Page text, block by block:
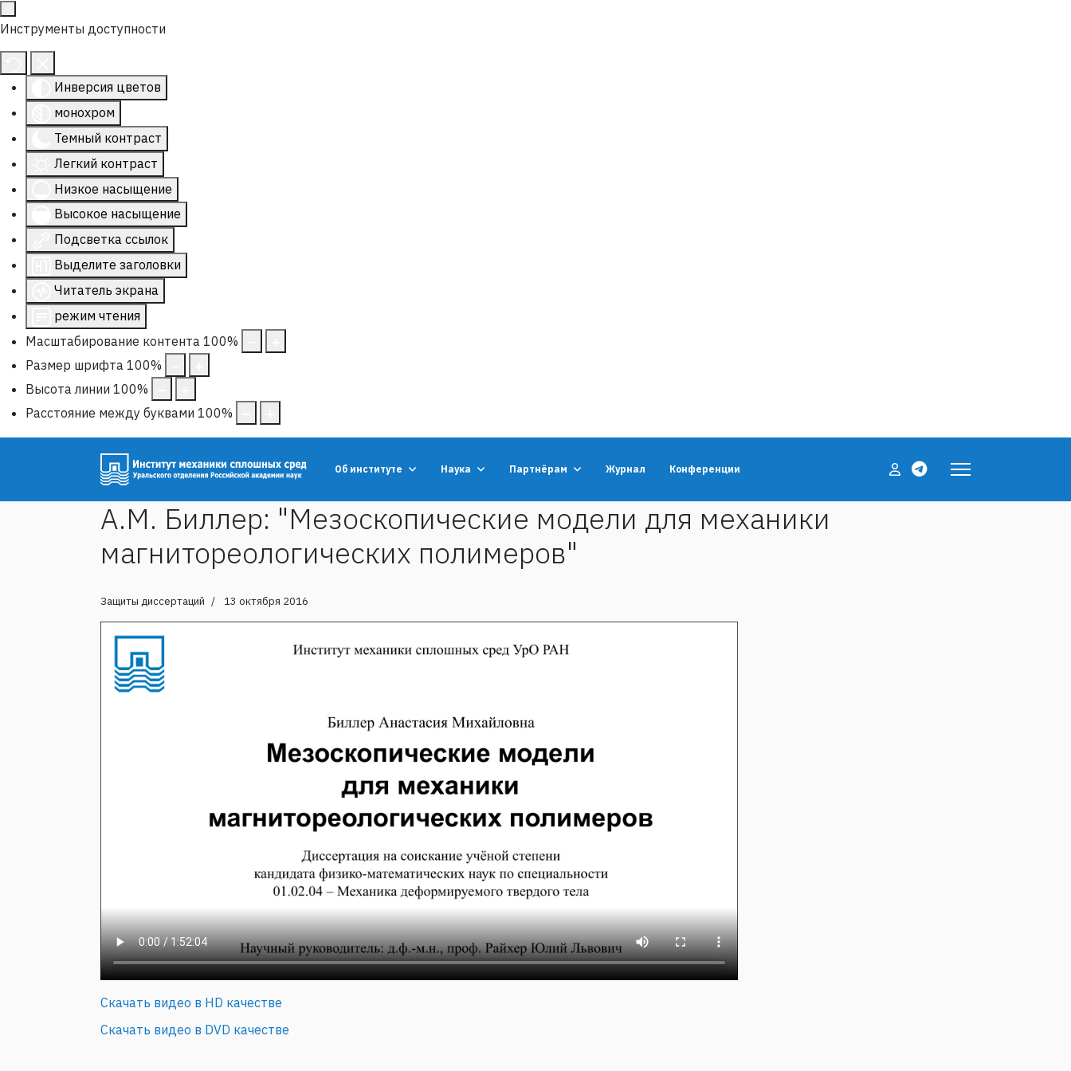
Инструменты доступности
Инверсия цветов
монохром
Темный контраст
Легкий контраст
Низкое насыщение
Высокое насыщение
Подсветка ссылок
Выделите заголовки
Читатель экрана
режим чтения
Масштабирование контента 100%
Размер шрифта 100%
Высота линии 100%
Расстояние между буквами 100%
Об институте Наука Партнёрам Журнал Конференции
А.М. Биллер: "Мезоскопические модели для механики
магнитореологических полимеров"
Защиты диссертаций 13 октября 2016
Скачать видео в HD качестве
Скачать видео в DVD качестве